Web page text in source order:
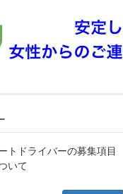
トドライバーの募集項目
いて